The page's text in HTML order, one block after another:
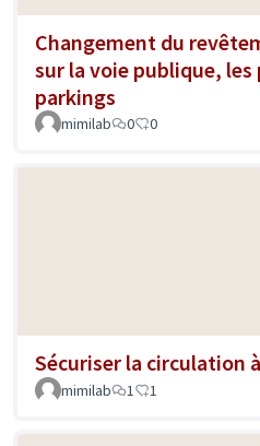
Changement du
sur la voie publique, les
parkings
mimilab 0 0
Sécuriser la circulation
mimilab
1 1